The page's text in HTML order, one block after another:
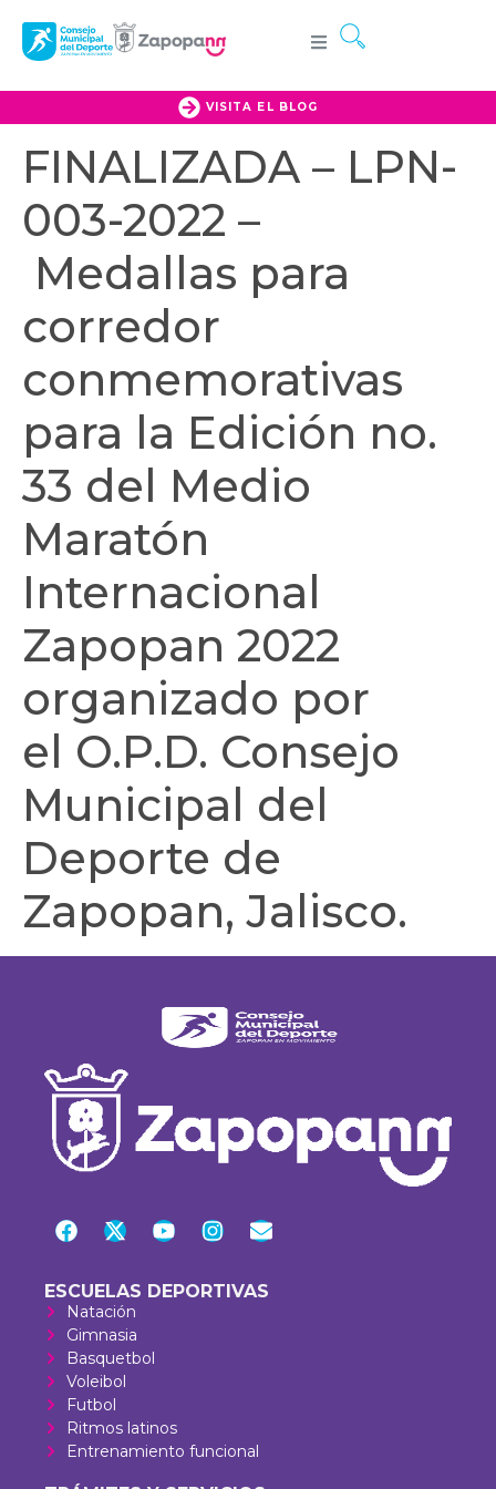
VISITA EL BLOG
FINALIZADA – LPN-
003-2022 –
Medallas para
corredor
conmemorativas
para la Edición no.
33 del Medio
Maratón
Internacional
Zapopan 2022
organizado por
el O.P.D. Consejo
Municipal del
Deporte de
Zapopan, Jalisco.
ESCUELAS DEPORTIVAS
Natación
Gimnasia
Basquetbol
Voleibol
Futbol
Ritmos latinos
Entrenamiento funcional